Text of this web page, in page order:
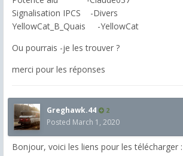
Signalisation IPCS -Divers
YellowCat_B_Quais -YellowCat
Ou pourrais -je les trouver ?
merci pour les réponses
Greghawk.44 2
Posted March 1, 2020
Bonjour, voici les liens pour les télécharger :